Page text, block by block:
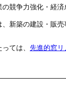
の競争力強化・経
、新築の建設・販
ては、 先進的窓リ